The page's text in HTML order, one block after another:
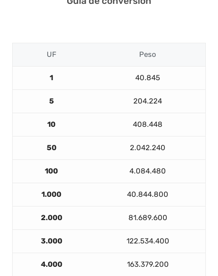
UF Peso
1 40.845
5 204.224
10 408.448
50 2.042.240
100 4.084.480
1.000 40.844.800
2.000 81.689.600
3.000 122.534.400
4.000 163.379.200